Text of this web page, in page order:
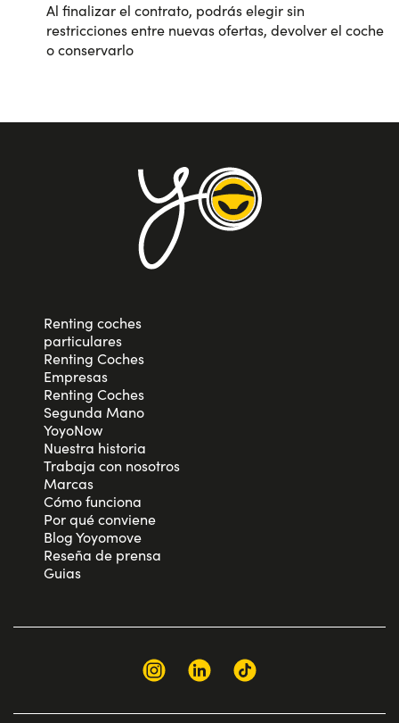
Al finalizar el contrato, podrás elegir sin
restricciones entre nuevas ofertas, devolver el coche
o conservarlo
Renting coches
particulares
Renting Coches
Empresas
Renting Coches
Segunda Mano
YoyoNow
Nuestra historia
Trabaja con nosotros
Marcas
Cómo funciona
Por qué conviene
Blog Yoyomove
Reseña de prensa
Guias